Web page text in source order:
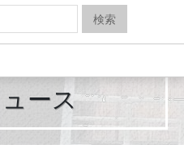
ース